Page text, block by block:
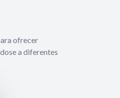
ofrecer
a diferentes